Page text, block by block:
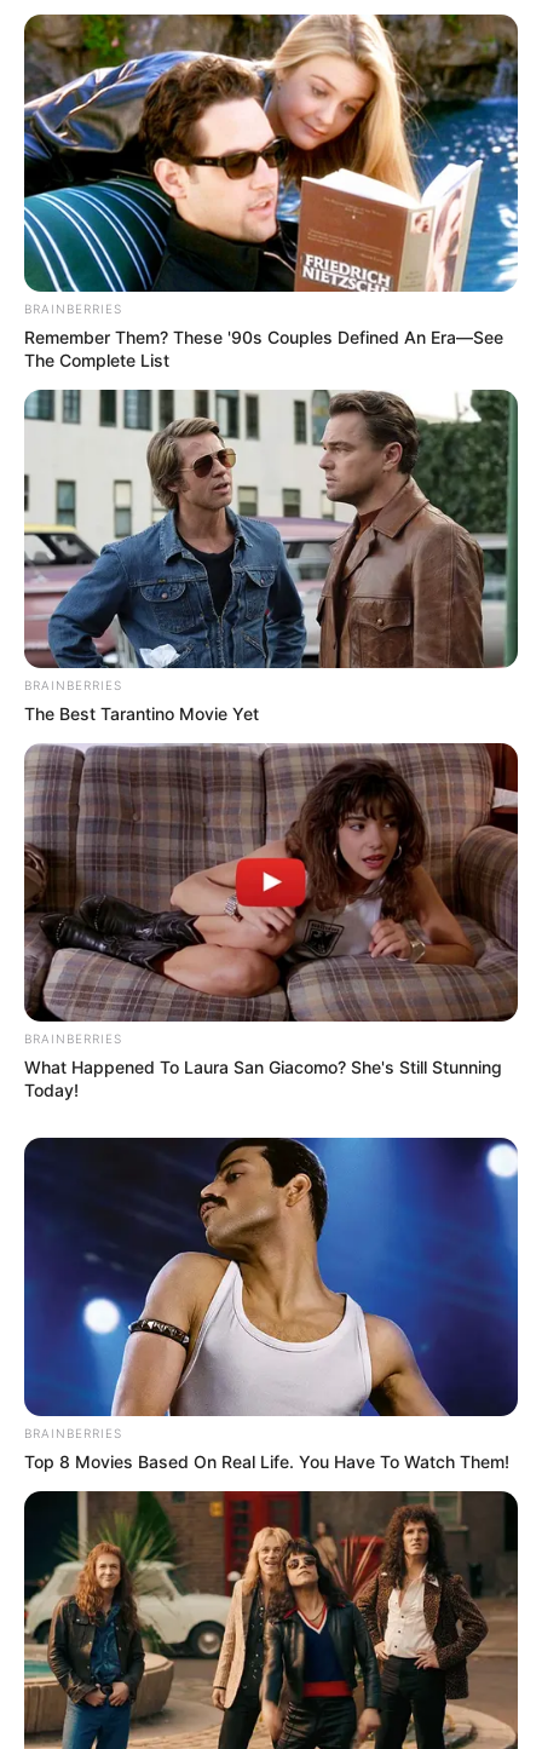
BRAINBERRIES
Remember Them? These '90s Couples Defined An Era—See
The Complete List
BRAINBERRIES
The Best Tarantino Movie Yet
BRAINBERRIES
What Happened To Laura San Giacomo? She's Still Stunning
Today!
BRAINBERRIES
Top 8 Movies Based On Real Life. You Have To Watch Them!